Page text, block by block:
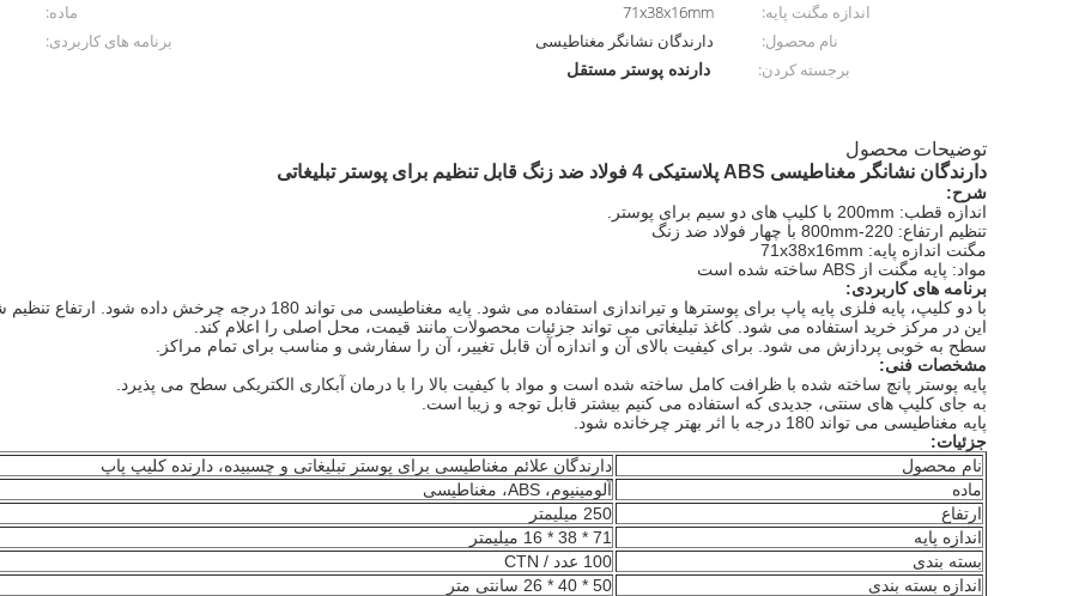
اندازه مگنت پایه:
71x38x16mm
ماده:
نام محصول:
دارندگان نشانگر مغناطیسی
برنامه های کاربردی:
برجسته کردن:
دارنده پوستر مستقل
توضیحات محصول
دارندگان نشانگر مغناطیسی ABS پلاستیکی 4 فولاد ضد زنگ قابل تنظیم برای پوستر تبلیغاتی
شرح:
اندازه قطب: 200mm با کلیپ های دو سیم برای پوستر.
تنظیم ارتفاع: 220-800mm با چهار فولاد ضد زنگ
مگنت اندازه پایه: 71x38x16mm
مواد: پایه مگنت از ABS ساخته شده است
برنامه های کاربردی:
با دو کلیپ، پایه فلزی پایه پاپ برای پوسترها و تیراندازی استفاده می شود.
پایه مغناطیسی می تواند 180 درجه چرخش داده شود.
ارتفاع
این در مرکز خرید استفاده می شود.
کاغذ تبلیغاتی می تواند جزئیات محصولات مانند قیمت، محل اصلی را اعلام کند.
سطح به خوبی پردازش می شود.
برای کیفیت بالای آن و اندازه آن قابل تغییر، آن را سفارشی و مناسب برای تمام مراکز.
مشخصات فنی:
پایه پوستر پانچ ساخته شده با ظرافت کامل ساخته شده است و مواد با کیفیت بالا را با درمان آبکاری الکتریکی سطح می پذیرد.
به جای کلیپ های سنتی، جدیدی که استفاده می کنیم بیشتر قابل توجه و زیبا است.
پایه مغناطیسی می تواند 180 درجه با اثر بهتر چرخانده شود.
جزئیات:
نام محصول
دارندگان علائم مغناطیسی برای پوستر تبلیغاتی و چسبیده، دارنده کلیپ پاپ
ماده
آلومینیوم، ABS، مغناطیسی
ارتفاع
250 میلیمتر
اندازه پایه
71 * 38 * 16 میلیمتر
بسته بندی
100 عدد / CTN
اندازه بسته بندی
50 * 40 * 26 سانتی متر